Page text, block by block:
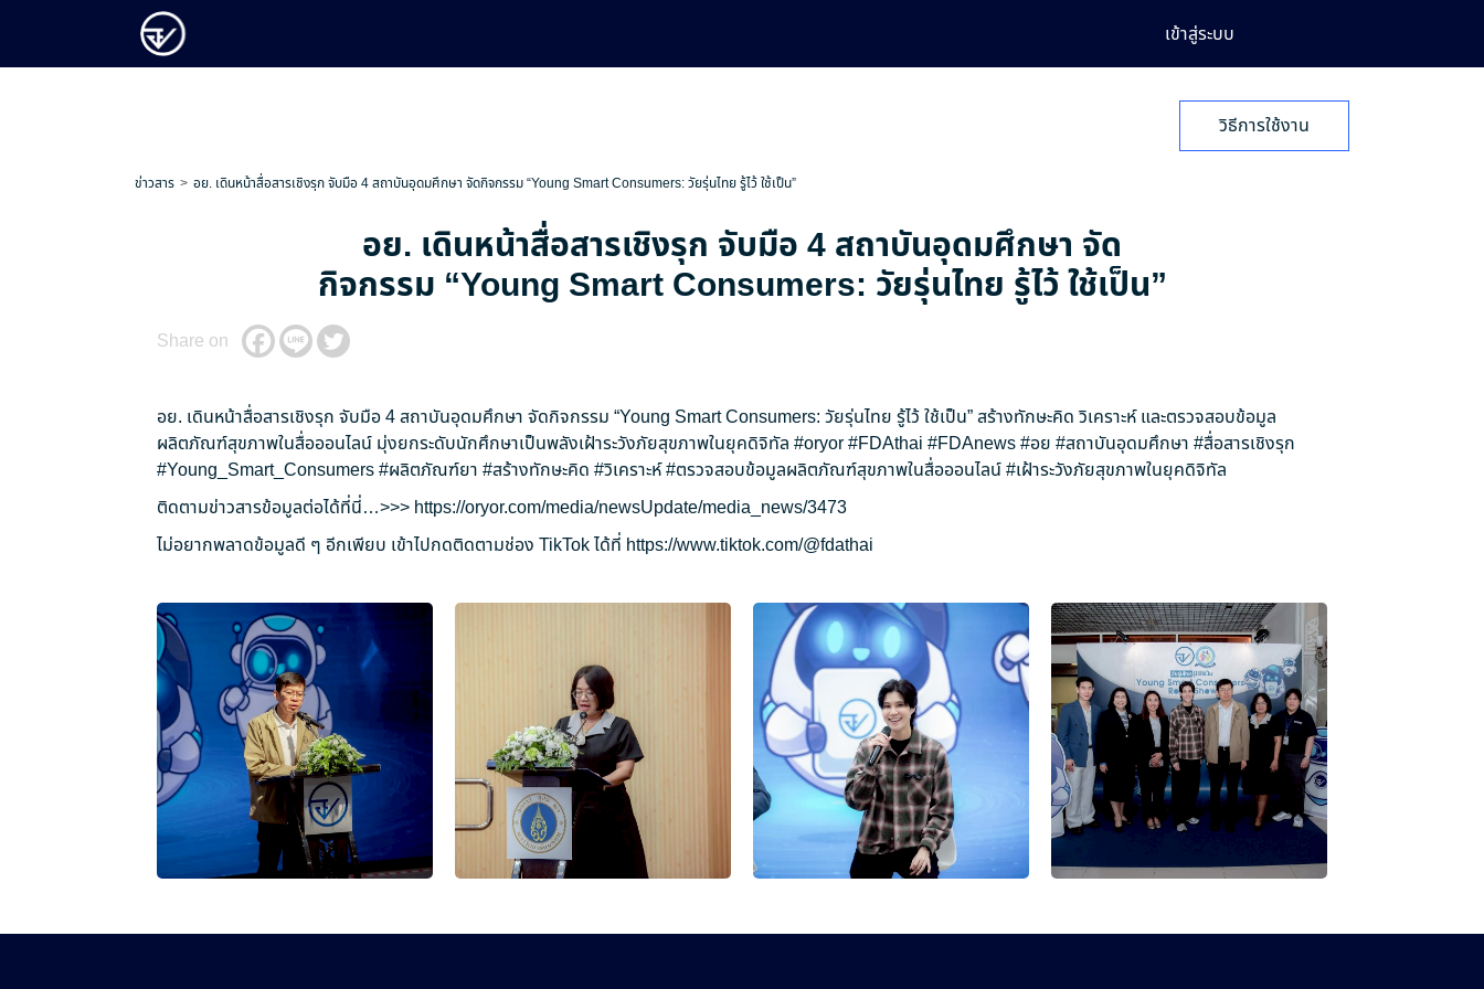
เข้าสู่ระบบ
วิธีการใช้งาน
ข่าวสาร อย. เดินหน้าสื่อสารเชิงรุก จับมือ 4 สถาบันอุดมศึกษา จัดกิจกรรม “Young Smart Consumers: วัยรุ่นไทย รู้ไว้ ใช้เป็น”
อย. เดินหน้าสื่อสารเชิงรุก จับมือ 4 สถาบันอุดมศึกษา จัด
กิจกรรม “Young Smart Consumers: วัยรุ่นไทย รู้ไว้ ใช้เป็น”
Share on
อย. เดินหน้าสื่อสารเชิงรุก จับมือ 4 สถาบันอุดมศึกษา จัดกิจกรรม “Young Smart Consumers: วัยรุ่นไทย รู้ไว้ ใช้เป็น” สร้างทักษะคิด วิเคราะห์ และตรวจสอบข้อมูล
ผลิตภัณฑ์สุขภาพในสื่อออนไลน์ มุ่งยกระดับนักศึกษาเป็นพลังเฝ้าระวังภัยสุขภาพในยุคดิจิทัล #oryor#FDAthai #FDAnews#อย #สถาบันอุดมศึกษา #สื่อสารเชิงรุก
#Young_Smart_Consumers#ผลิตภัณฑ์ยา #สร้างทักษะคิด #วิเคราะห์#ตรวจสอบข้อมูลผลิตภัณฑ์สุขภาพในสื่อออนไลน์#เฝ้าระวังภัยสุขภาพในยุคดิจิทัล
ติดตามข่าวสารข้อมูลต่อได้ที่นี่…>>> https://oryor.com/media/newsUpdate/media_news/3473
ไม่อยากพลาดข้อมูลดี ๆ อีกเพียบ เข้าไปกดติดตามช่อง TikTok ได้ที่ https://www.tiktok.com/@fdathai